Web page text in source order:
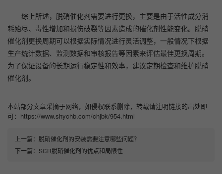
综上所述，脱硝催化剂需要进行更换，主要是由于活性成分消
耗殆尽、毒性增加和损伤破裂等因素造成的催化剂性能变化。脱硝
催化剂更换周期可以根据实际情况进行灵活调整，一般情况下根据
生产统计数据、监测数据和审核报告等因素来评估最佳更换周期。
为了保证设备的长期运行稳定性和效率，建议定期检查和维护脱硝
催化剂。
本站部分文章采摘于网络，如侵权联系删除，转载请注明链接的出处即
可：https://www.shychb.com/chjbk/954.html
上一篇： 脱硝催化剂的安装需要注意哪些问题？
下一篇： SCR脱硝催化剂的优点和局限性